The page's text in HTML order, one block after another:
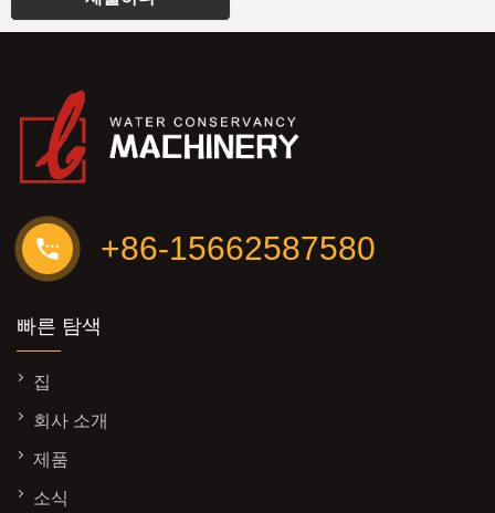
+86-15662587580
빠른 탐색
집
회사 소개
제품
소식